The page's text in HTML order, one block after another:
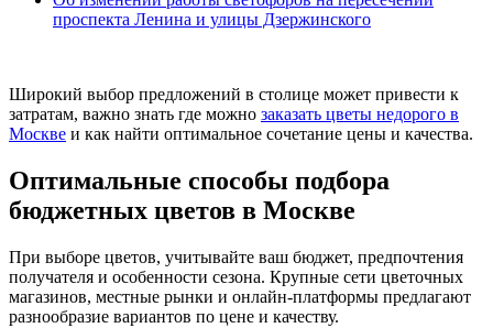
проспекта Ленина и улицы Дзержинского
Широкий выбор предложений в столице может привести к
затратам, важно знать где можно заказать цветы недорого в
Москве и как найти оптимальное сочетание цены и качества.
Оптимальные способы подбора
бюджетных цветов в Москве
При выборе цветов, учитывайте ваш бюджет, предпочтения
получателя и особенности сезона. Крупные сети цветочных
магазинов, местные рынки и онлайн-платформы предлагают
разнообразие вариантов по цене и качеству.